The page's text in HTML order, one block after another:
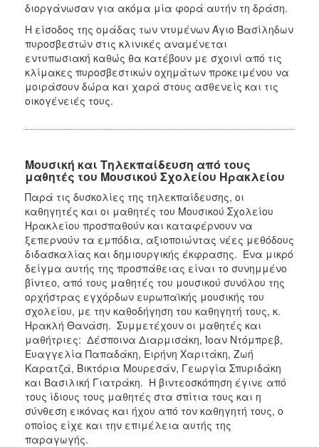
διοργάνωσαν για ακόμα μία φορά αυτήν τη δράση.
Η είσοδος της ομάδας των ντυμένων Άγιο Βασίληδων
πυροσβεστών στις κλινικές αναμένεται
εντυπωσιακή καθώς θα κατέβουν με σχοινί από τις
κλίμακες πυροσβεστικών οχημάτων προκειμένου να
μοιράσουν δώρα και χαρά στους ασθενείς και τις
οικογένειές τους.
Μουσική και Τηλεκπαίδευση από τους
μαθητές του Μουσικού Σχολείου Ηρακλείου
Παρά τις δυσκολίες της τηλεκπαίδευσης, οι
καθηγητές και οι μαθητές του Μουσικού Σχολείου
Ηρακλείου προσπαθούν και καταφέρνουν να
ξεπερνούν τα εμπόδια, αξιοποιώντας νέες μεθόδους
διδασκαλίας και δημιουργικής έκφρασης. Ένα μικρό
δείγμα αυτής της προσπάθειας είναι το συνημμένο
βίντεο, από τους μαθητές του μουσικού συνόλου της
ορχήστρας εγχόρδων ευρωπαϊκής μουσικής του
σχολείου, με την καθοδήγηση του καθηγητή τους, κ.
Ηρακλή Θανάση. Συμμετέχουν οι μαθητές και
μαθήτριες: Δέσποινα Διαρμισάκη, Ίοαν Ντόμπρεβ,
Ευαγγελία Παπαδάκη, Ειρήνη Χαριτάκη, Ζωή
Καρατζά, Βικτόρια Μουρεσάν, Γεωργία Σπυριδάκη
και Βασιλική Γιατράκη. Η βιντεοσκόπηση έγινε από
τους ίδιους τους μαθητές στα σπίτια τους και η
σύνθεση εικόνας και ήχου από τον καθηγητή τους, ο
οποίος είχε και την επιμέλεια αυτής της
παραγωγής.